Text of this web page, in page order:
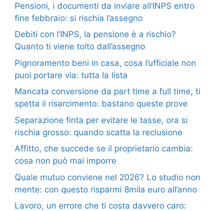
Pensioni, i documenti da inviare all’INPS entro
fine febbraio: si rischia l’assegno
Debiti con l’INPS, la pensione è a rischio?
Quanto ti viene tolto dall’assegno
Pignoramento beni in casa, cosa l’ufficiale non
puoi portare via: tutta la lista
Mancata conversione da part time a full time, ti
spetta il risarcimento: bastano queste prove
Separazione finta per evitare le tasse, ora si
rischia grosso: quando scatta la reclusione
Affitto, che succede se il proprietario cambia:
cosa non può mai imporre
Quale mutuo conviene nel 2026? Lo studio non
mente: con questo risparmi 8mila euro all’anno
Lavoro, un errore che ti costa davvero caro: